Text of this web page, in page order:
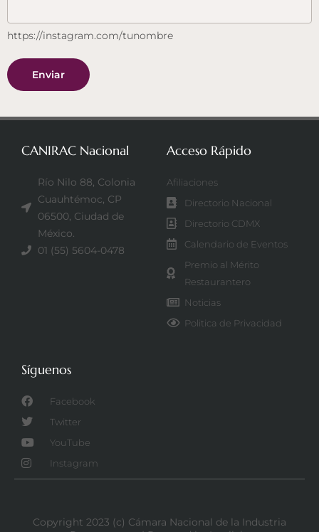
https://instagram.com/tunombre
Enviar
CANIRAC Nacional
Río Nilo 88, Colonia
Cuauhtémoc, CP
06500, Ciudad de
México.
01 (55) 5604-0478
Acceso Rápido
Afiliaciones
Directorio Nacional
Directorio CDMX
Calendario de Eventos
Premio al Mérito
Restaurantero
Noticias
Politica de Privacidad
Síguenos
Facebook
Twitter
YouTube
Instagram
Copyright 2023 (c) Cámara Nacional de la Industria